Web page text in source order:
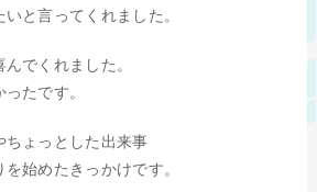
と言ってくれました。
でくれました。
たです。
ちょっとした出来事
始めたきっかけです。